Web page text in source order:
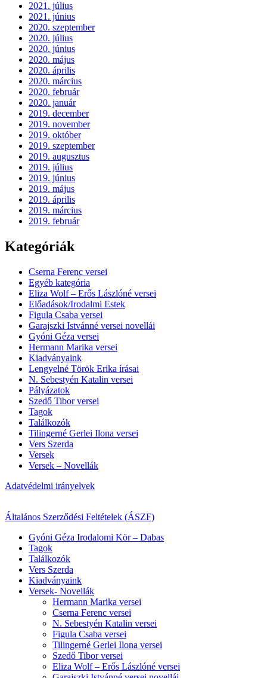
2021. július
2021. június
2020. szeptember
2020. július
2020. június
2020. május
2020. április
2020. március
2020. február
2020. január
2019. december
2019. november
2019. október
2019. szeptember
2019. augusztus
2019. július
2019. június
2019. május
2019. április
2019. március
2019. február
Kategóriák
Cserna Ferenc versei
Egyéb kategória
Eliza Wolf – Erős Lászlóné versei
Előadások/Irodalmi Estek
Figula Csaba versei
Garajszki Istvánné versei novellái
Gyóni Géza versei
Hermann Marika versei
Kiadványaink
Lengyelné Török Erika írásai
N. Sebestyén Katalin versei
Pályázatok
Szedő Tibor versei
Tagok
Találkozók
Tilingerné Gerlei Ilona versei
Vers Szerda
Versek
Versek – Novellák
Adatvédelmi irányelvek
Általános Szerződési Feltételek (ÁSZF)
Gyóni Géza Irodalomi Kör – Dabas
Tagok
Találkozók
Vers Szerda
Kiadványaink
Versek- Novellák
Hermann Marika versei
Cserna Ferenc versei
N. Sebestyén Katalin versei
Figula Csaba versei
Tilingerné Gerlei Ilona versei
Szedő Tibor versei
Eliza Wolf – Erős Lászlóné versei